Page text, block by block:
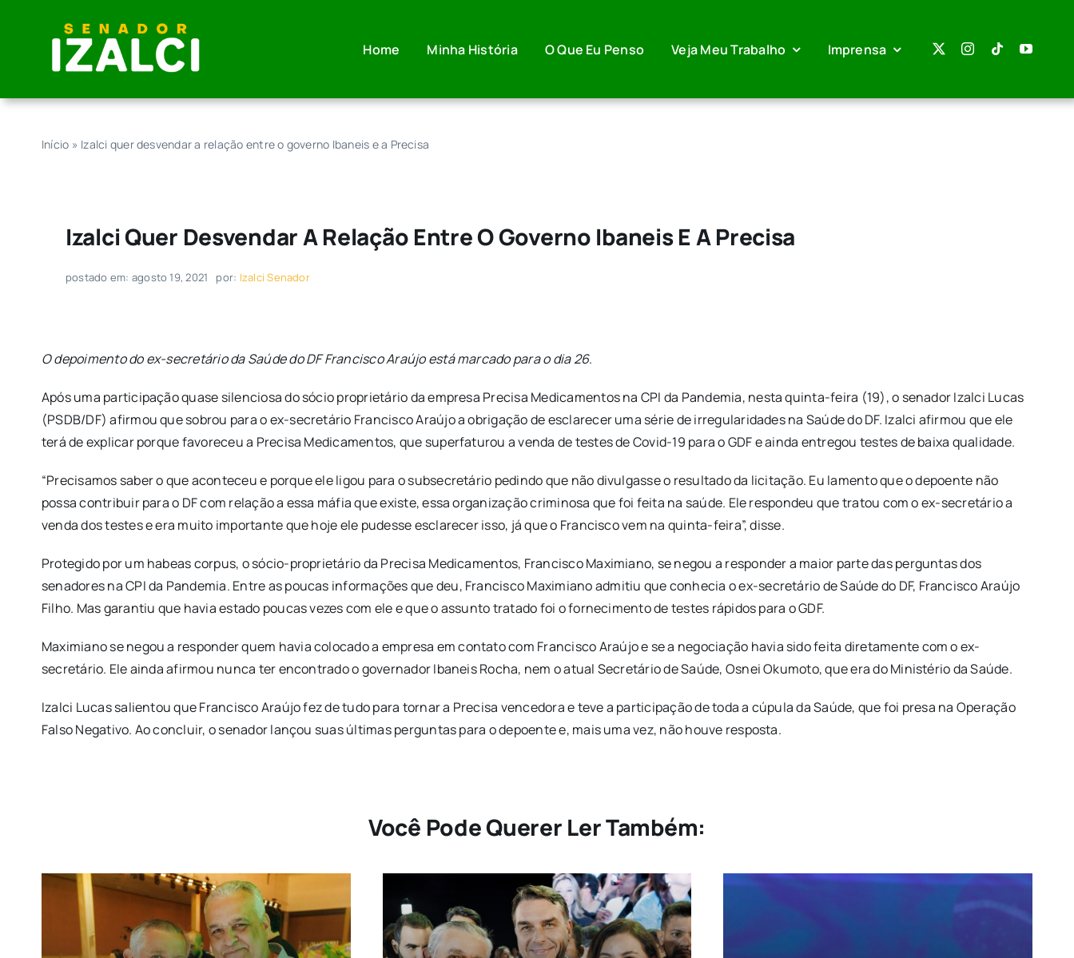
Home Minha História O Que Eu Penso Veja Meu Trabalho Imprensa
Início » Izalci quer desvendar a relação entre o governo Ibaneis e a Precisa
Izalci Quer Desvendar A Relação Entre O Governo Ibaneis E A Precisa
postado em: agosto 19, 2021 por: Izalci Senador
O depoimento do ex-secretário da Saúde do DF Francisco Araújo está marcado para o dia 26.
Após uma participação quase silenciosa do sócio proprietário da empresa Precisa Medicamentos na CPI da Pandemia, nesta quinta-feira (19), o senador Izalci Lucas
(PSDB/DF) afirmou que sobrou para o ex-secretário Francisco Araújo a obrigação de esclarecer uma série de irregularidades na Saúde do DF. Izalci afirmou que ele
terá de explicar porque favoreceu a Precisa Medicamentos, que superfaturou a venda de testes de Covid-19 para o GDF e ainda entregou testes de baixa qualidade.
“Precisamos saber o que aconteceu e porque ele ligou para o subsecretário pedindo que não divulgasse o resultado da licitação. Eu lamento que o depoente não
possa contribuir para o DF com relação a essa máfia que existe, essa organização criminosa que foi feita na saúde. Ele respondeu que tratou com o ex-secretário a
venda dos testes e era muito importante que hoje ele pudesse esclarecer isso, já que o Francisco vem na quinta-feira”, disse.
Protegido por um habeas corpus, o sócio-proprietário da Precisa Medicamentos, Francisco Maximiano, se negou a responder a maior parte das perguntas dos
senadores na CPI da Pandemia. Entre as poucas informações que deu, Francisco Maximiano admitiu que conhecia o ex-secretário de Saúde do DF, Francisco Araújo
Filho. Mas garantiu que havia estado poucas vezes com ele e que o assunto tratado foi o fornecimento de testes rápidos para o GDF.
Maximiano se negou a responder quem havia colocado a empresa em contato com Francisco Araújo e se a negociação havia sido feita diretamente com o ex-
secretário. Ele ainda afirmou nunca ter encontrado o governador Ibaneis Rocha, nem o atual Secretário de Saúde, Osnei Okumoto, que era do Ministério da Saúde.
Izalci Lucas salientou que Francisco Araújo fez de tudo para tornar a Precisa vencedora e teve a participação de toda a cúpula da Saúde, que foi presa na Operação
Falso Negativo. Ao concluir, o senador lançou suas últimas perguntas para o depoente e, mais uma vez, não houve resposta.
Você Pode Querer Ler Também: